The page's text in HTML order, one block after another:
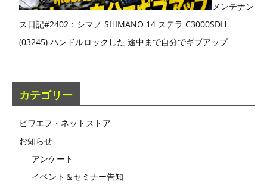
メンテナン
ス日記#2402：シマノ SHIMANO 14 ステラ C3000SDH
(03245) ハンドルロックした 途中まで自分でギブアップ
カテゴリー
ビワエフ・ネットストア
お知らせ
アンケート
イベント＆セミナー告知